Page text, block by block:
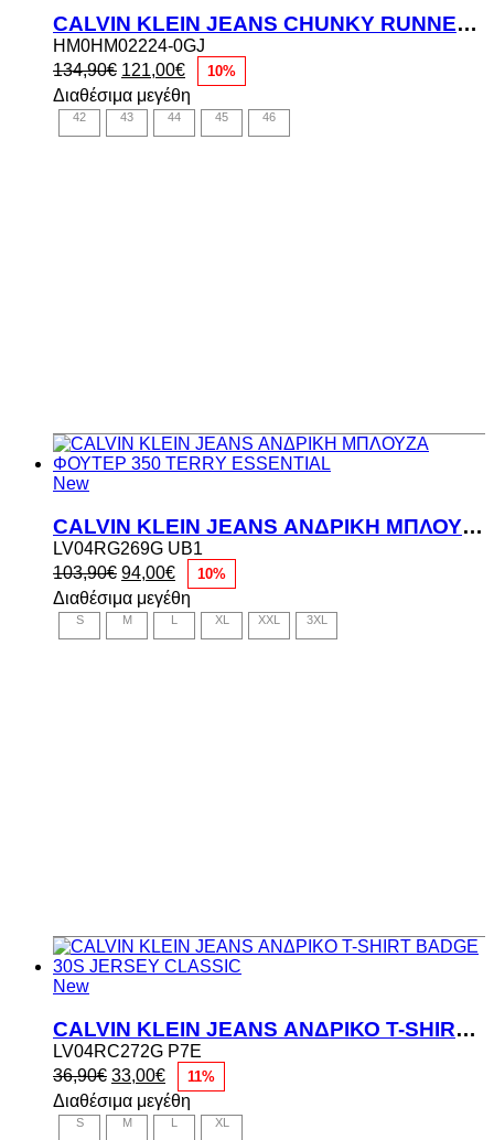
CALVIN KLEIN JEANS CHUNKY RUNNER LACEUP HF BLST
HM0HM02224-0GJ
134,90€ Original
price
was:
134,90€.
121,00€Η
τρέχουσα
τιμή
είναι:
10%
Διαθέσιμα μεγέθη
42 43 44 45 46
New
CALVIN KLEIN JEANS ΑΝΔΡΙΚΗ ΜΠΛΟΥΖΑ ΦΟΥΤΕΡ 350 TERRY ESSENTIAL
LV04RG269G UB1
103,90€ Original
price
was:
103,90€.
94,00€Η
τρέχουσα
τιμή
είναι:
10%
Διαθέσιμα μεγέθη
S M L XL XXL 3XL
New
CALVIN KLEIN JEANS ΑΝΔΡΙΚΟ T-SHIRT BADGE 30S JERSEY CLASSIC
LV04RC272G P7E
36,90€ Original
price
was:
36,90€.
33,00€Η
τρέχουσα
τιμή
είναι:
11%
Διαθέσιμα μεγέθη
S M L XL